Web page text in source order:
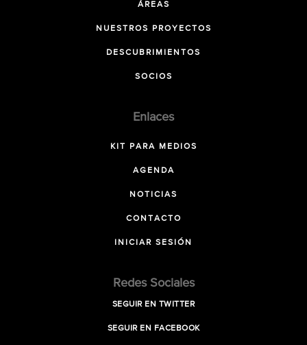
ÁREAS
NUESTROS PROYECTOS
DESCUBRIMIENTOS
SOCIOS
Enlaces
KIT PARA MEDIOS
AGENDA
NOTICIAS
CONTACTO
INICIAR SESIÓN
Redes Sociales
SEGUIR EN TWITTER
SEGUIR EN FACEBOOK